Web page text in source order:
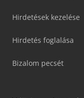
Hirdetések kezelése
Hirdetés foglalása
Bizalom pecsét